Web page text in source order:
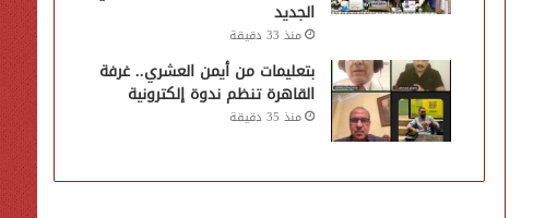
الجديد
منذ 33 دقيقة
بتعليمات من أيمن العشري.. غرفة
القاهرة تنظم ندوة إلكترونية
منذ 35 دقيقة